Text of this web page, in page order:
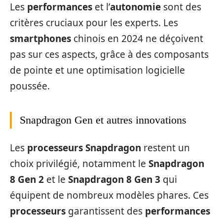
Les performances et l’autonomie sont des
critères cruciaux pour les experts. Les
smartphones chinois en 2024 ne déçoivent
pas sur ces aspects, grâce à des composants
de pointe et une optimisation logicielle
poussée.
Snapdragon Gen et autres innovations
Les processeurs Snapdragon restent un
choix privilégié, notamment le Snapdragon
8 Gen 2 et le Snapdragon 8 Gen 3 qui
équipent de nombreux modèles phares. Ces
processeurs garantissent des performances